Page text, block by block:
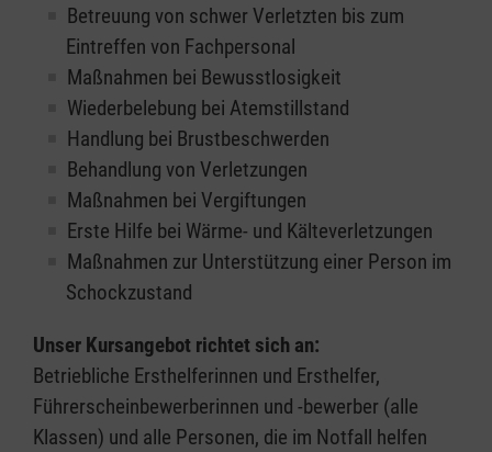
Betreuung von schwer Verletzten bis zum
Eintreffen von Fachpersonal
Maßnahmen bei Bewusstlosigkeit
Wiederbelebung bei Atemstillstand
Handlung bei Brustbeschwerden
Behandlung von Verletzungen
Maßnahmen bei Vergiftungen
Erste Hilfe bei Wärme- und Kälteverletzungen
Maßnahmen zur Unterstützung einer Person im
Schockzustand
Unser Kursangebot richtet sich an:
Betriebliche Ersthelferinnen und Ersthelfer,
Führerscheinbewerberinnen und -bewerber (alle
Klassen) und alle Personen, die im Notfall helfen